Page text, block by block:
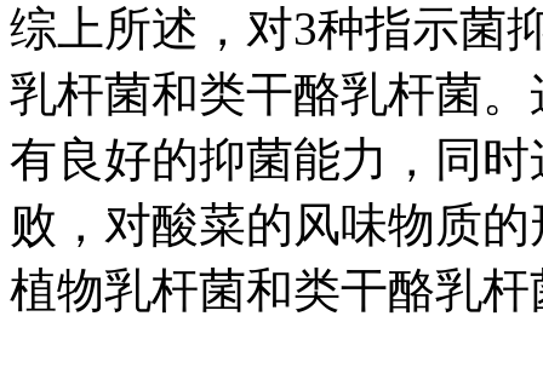
综上所述，对3种指示菌
乳杆菌和类干酪乳杆菌
有良好的抑菌能力，同
败，对酸菜的风味物质
植物乳杆菌和类干酪乳